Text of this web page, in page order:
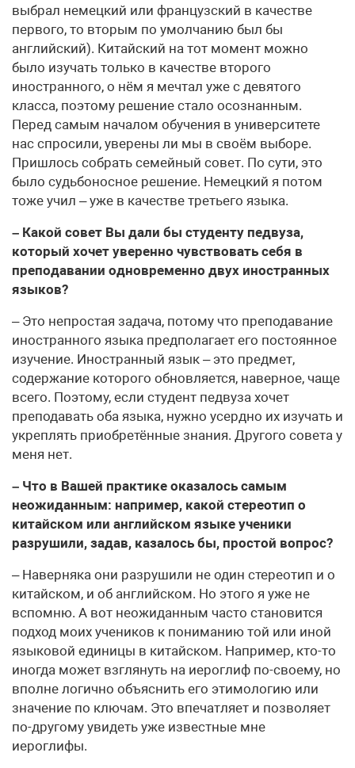
выбрал немецкий или французский в качестве
первого, то вторым по умолчанию был бы
английский). Китайский на тот момент можно
было изучать только в качестве второго
иностранного, о нём я мечтал уже с девятого
класса, поэтому решение стало осознанным.
Перед самым началом обучения в университете
нас спросили, уверены ли мы в своём выборе.
Пришлось собрать семейный совет. По сути, это
было судьбоносное решение. Немецкий я потом
тоже учил – уже в качестве третьего языка.
– Какой совет Вы дали бы студенту педвуза,
который хочет уверенно чувствовать себя в
преподавании одновременно двух иностранных
языков?
– Это непростая задача, потому что преподавание
иностранного языка предполагает его постоянное
изучение. Иностранный язык – это предмет,
содержание которого обновляется, наверное, чаще
всего. Поэтому, если студент педвуза хочет
преподавать оба языка, нужно усердно их изучать и
укреплять приобретённые знания. Другого совета у
меня нет.
– Что в Вашей практике оказалось самым
неожиданным: например, какой стереотип о
китайском или английском языке ученики
разрушили, задав, казалось бы, простой вопрос?
– Наверняка они разрушили не один стереотип и о
китайском, и об английском. Но этого я уже не
вспомню. А вот неожиданным часто становится
подход моих учеников к пониманию той или иной
языковой единицы в китайском. Например, кто-то
иногда может взглянуть на иероглиф по-своему, но
вполне логично объяснить его этимологию или
значение по ключам. Это впечатляет и позволяет
по-другому увидеть уже известные мне
иероглифы.